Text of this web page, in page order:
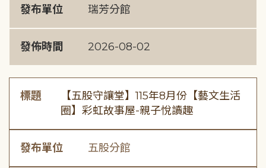
發布單位 瑞芳分館
發佈時間 2026-08-02
標題
【五股守讓堂】115年8月份【藝文生活
圈】彩虹故事屋-親子悅讀趣
發布單位 五股分館